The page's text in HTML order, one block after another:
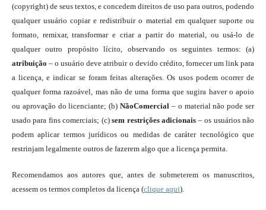
(copyright) de seus textos, e concedem direitos de uso para outros, podendo
qualquer usuário copiar e redistribuir o material em qualquer suporte ou
formato, remixar, transformar e criar a partir do material, ou usá-lo de
qualquer outro propósito lícito, observando os seguintes termos: (a)
atribuição – o usuário deve atribuir o devido crédito, fornecer um link para
a licença, e indicar se foram feitas alterações. Os usos podem ocorrer de
qualquer forma razoável, mas não de uma forma que sugira haver o apoio
ou aprovação do licenciante; (b)NãoComercial – o material não pode ser
usado para fins comerciais; (c)sem restrições adicionais – os usuários não
podem aplicar termos jurídicos ou medidas de caráter tecnológico que
restrinjam legalmente outros de fazerem algo que a licença permita.
Recomendamos aos autores que, antes de submeterem os manuscritos,
acessem os termos completos da licença (clique aqui).